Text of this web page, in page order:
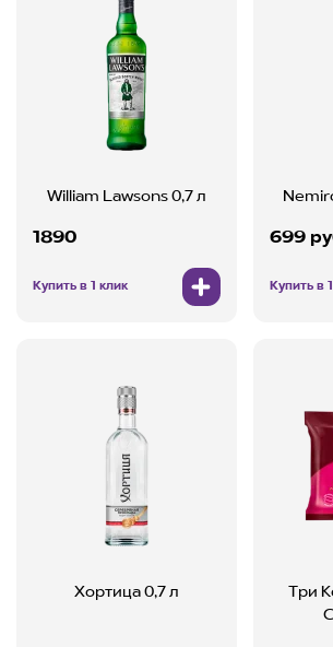
William Lawsons 0,7 л
1890
Купить в 1 клик
699
Купить в
Хортица 0,7 л
Три